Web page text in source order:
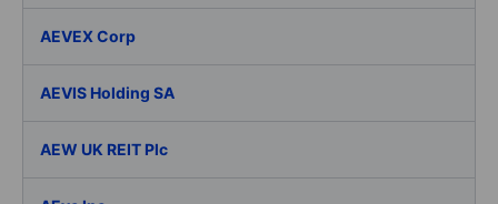
AEVEX Corp
AEVIS Holding SA
AEW UK REIT Plc